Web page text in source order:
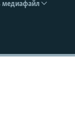
EMBED
медиафайл